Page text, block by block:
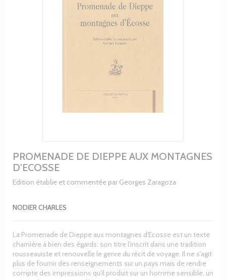
PROMENADE DE DIEPPE AUX MONTAGNES
D'ECOSSE
Edition établie et commentée par Georges Zaragoza
NODIER CHARLES
La Promenade de Dieppe aux montagnes d'Ecosse est un texte
charnière à bien des égards: son titre l'inscrit dans une tradition
rousseauiste et renouvelle le genre du récit de voyage. Il ne s'agit
plus de fournir des renseignements sur un pays mais de rendre
compte des impressions qu'il produit sur un homme sensible, un